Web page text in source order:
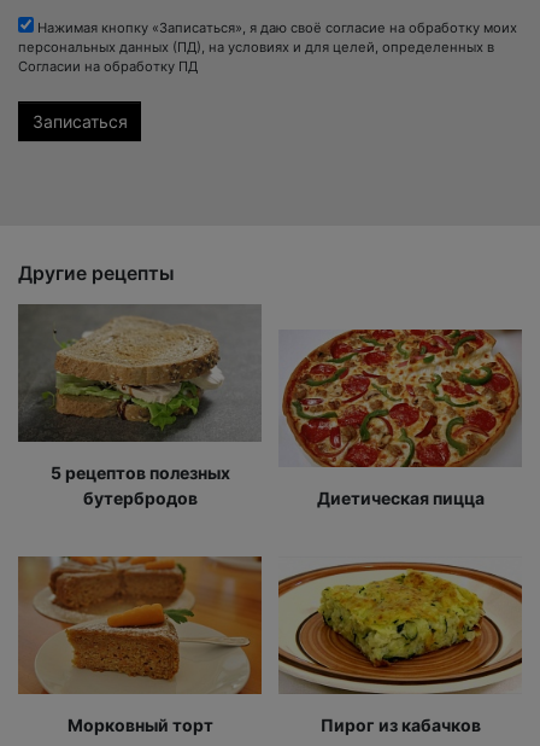
Нажимая кнопку «Записаться», я даю своё согласие на обработку моих
персональных данных (ПД), на условиях и для целей, определенных в
Согласии на обработку ПД
Другие рецепты
5 рецептов полезных
бутербродов
Морковный торт
Диетическая пицца
Пирог из кабачков